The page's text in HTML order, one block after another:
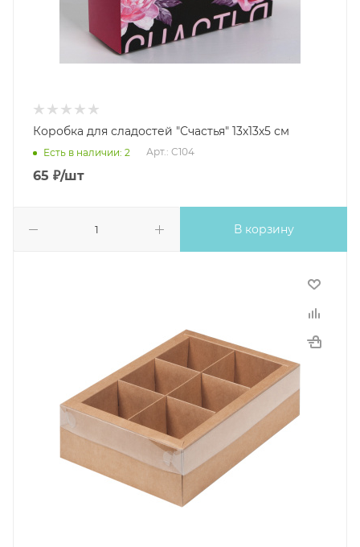
Коробка для сладостей "Счастья" 13х13х5 см
Есть в наличии: 2 Арт.: C104
65 ₽/шт
В корзину